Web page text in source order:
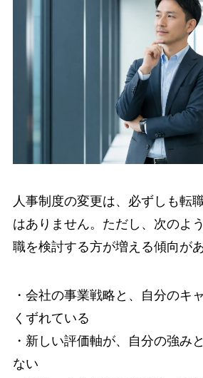
人事制度の変更は、必ずしも転
はありません。ただし、次のよ
職を検討する方が増える傾向があ
・会社の事業戦略と、自分のキ
くずれている
・新しい評価軸が、自分の強み
ない